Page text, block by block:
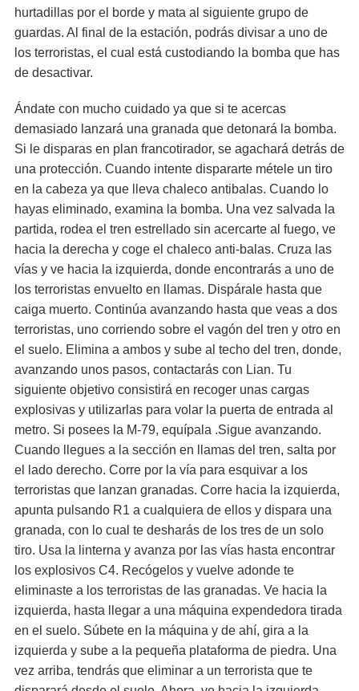
hurtadillas por el borde y mata al siguiente grupo de
guardas. Al final de la estación, podrás divisar a uno de
los terroristas, el cual está custodiando la bomba que has
de desactivar.
Ándate con mucho cuidado ya que si te acercas
demasiado lanzará una granada que detonará la bomba.
Si le disparas en plan francotirador, se agachará detrás de
una protección. Cuando intente dispararte métele un tiro
en la cabeza ya que lleva chaleco antibalas. Cuando lo
hayas eliminado, examina la bomba. Una vez salvada la
partida, rodea el tren estrellado sin acercarte al fuego, ve
hacia la derecha y coge el chaleco anti-balas. Cruza las
vías y ve hacia la izquierda, donde encontrarás a uno de
los terroristas envuelto en llamas. Dispárale hasta que
caiga muerto. Continúa avanzando hasta que veas a dos
terroristas, uno corriendo sobre el vagón del tren y otro en
el suelo. Elimina a ambos y sube al techo del tren, donde,
avanzando unos pasos, contactarás con Lian. Tu
siguiente objetivo consistirá en recoger unas cargas
explosivas y utilizarlas para volar la puerta de entrada al
metro. Si posees la M-79, equípala .Sigue avanzando.
Cuando llegues a la sección en llamas del tren, salta por
el lado derecho. Corre por la vía para esquivar a los
terroristas que lanzan granadas. Corre hacia la izquierda,
apunta pulsando R1 a cualquiera de ellos y dispara una
granada, con lo cual te desharás de los tres de un solo
tiro. Usa la linterna y avanza por las vías hasta encontrar
los explosivos C4. Recógelos y vuelve adonde te
eliminaste a los terroristas de las granadas. Ve hacia la
izquierda, hasta llegar a una máquina expendedora tirada
en el suelo. Súbete en la máquina y de ahí, gira a la
izquierda y sube a la pequeña plataforma de piedra. Una
vez arriba, tendrás que eliminar a un terrorista que te